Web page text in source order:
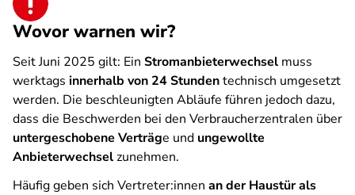
Wovor warnen wir?
Seit Juni 2025 gilt: Ein Stromanbieterwechsel muss
werktags innerhalb von 24 Stundentechnisch umgesetzt
werden. Die beschleunigten Abläufe führen jedoch dazu,
dass die Beschwerden bei den Verbraucherzentralen über
untergeschobene Verträge und ungewollte
Anbieterwechselzunehmen.
Häufig geben sich Vertreter:innen an der Haustür als